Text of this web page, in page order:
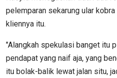
pelemparan sekarung ular
kliennya itu.
"Alangkah spekulasi banget itu
pendapat yang naif aja, yang
itu bolak-balik lewat jalan situ,